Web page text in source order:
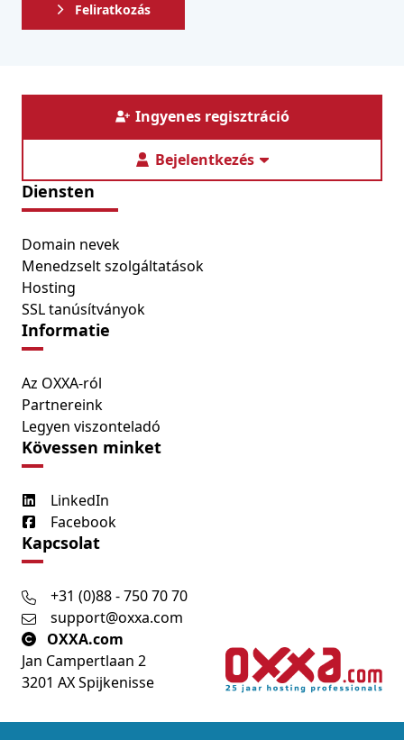
Feliratkozás
Ingyenes regisztráció
Bejelentkezés
Diensten
Domain nevek
Menedzselt szolgáltatások
Hosting
SSL tanúsítványok
Informatie
Az OXXA-ról
Partnereink
Legyen viszonteladó
Kövessen minket
LinkedIn
Facebook
Kapcsolat
+31 (0)88 - 750 70 70
support@oxxa.com
OXXA.com
Jan Campertlaan 2
3201 AX Spijkenisse